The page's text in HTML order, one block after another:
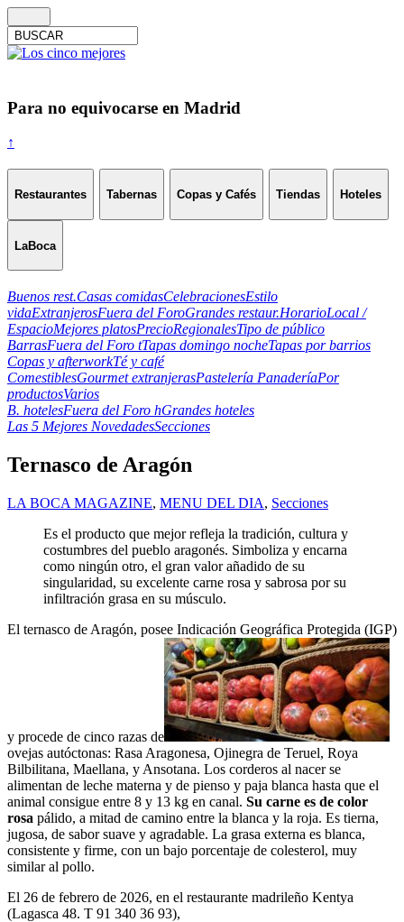
Para no equivocarse en Madrid
↑
Restaurantes Tabernas Copas y Cafés Tiendas Hoteles
LaBoca
Buenos rest.Casas comidasCelebracionesEstilo
vidaExtranjerosFuera del ForoGrandes restaur.HorarioLocal /
EspacioMejores platosPrecioRegionalesTipo de público
BarrasFuera del Foro tTapas domingo nocheTapas por barrios
Copas y afterworkTé y café
ComestiblesGourmet extranjerasPastelería PanaderíaPor
productosVarios
B. hotelesFuera del Foro hGrandes hoteles
Las 5 Mejores NovedadesSecciones
Ternasco de Aragón
LA BOCA MAGAZINE, MENU DEL DIA, Secciones
Es el producto que mejor refleja la tradición, cultura y
costumbres del pueblo aragonés. Simboliza y encarna
como ningún otro, el gran valor añadido de su
singularidad, su excelente carne rosa y sabrosa por su
infiltración grasa en su músculo.
El ternasco de Aragón, posee Indicación Geográfica Protegida (IGP)
y procede de cinco razas de
ovejas autóctonas: Rasa Aragonesa, Ojinegra de Teruel, Roya
Bilbilitana, Maellana, y Ansotana. Los corderos al nacer se
alimentan de leche materna y de pienso y paja blanca hasta que el
animal consigue entre 8 y 13 kg en canal. Su carne es de color
rosa pálido, a mitad de camino entre la blanca y la roja. Es tierna,
jugosa, de sabor suave y agradable. La grasa externa es blanca,
consistente y firme, con un bajo porcentaje de colesterol, muy
similar al pollo.
El 26 de febrero de 2026, en el restaurante madrileño Kentya
(Lagasca 48. T 91 340 36 93),